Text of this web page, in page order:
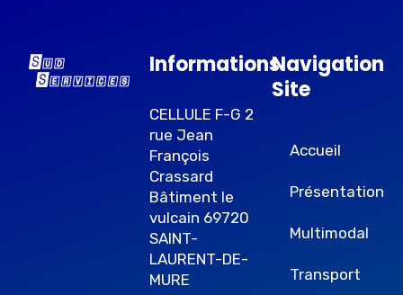
Informations
CELLULE F-G 2
rue Jean
François
Crassard
Bâtiment le
vulcain 69720
SAINT-
LAURENT-DE-
MURE
Navigation
Site
Accueil
Présentation
Multimodal
Transport